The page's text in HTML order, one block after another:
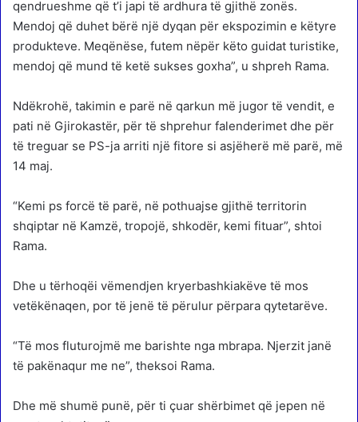
qendrueshme që t’i japi të ardhura të gjithë zonës.
Mendoj që duhet bërë një dyqan për ekspozimin e këtyre
produkteve. Meqënëse, futem nëpër këto guidat turistike,
mendoj që mund të ketë sukses goxha”, u shpreh Rama.
Ndëkrohë, takimin e parë në qarkun më jugor të vendit, e
pati në Gjirokastër, për të shprehur falenderimet dhe për
të treguar se PS-ja arriti një fitore si asjëherë më parë, më
14 maj.
“Kemi ps forcë të parë, në pothuajse gjithë territorin
shqiptar në Kamzë, tropojë, shkodër, kemi fituar”, shtoi
Rama.
Dhe u tërhoqëi vëmendjen kryerbashkiakëve të mos
vetëkënaqen, por të jenë të përulur përpara qytetarëve.
“Të mos fluturojmë me barishte nga mbrapa. Njerzit janë
të pakënaqur me ne”, theksoi Rama.
Dhe më shumë punë, për ti çuar shërbimet që jepen në